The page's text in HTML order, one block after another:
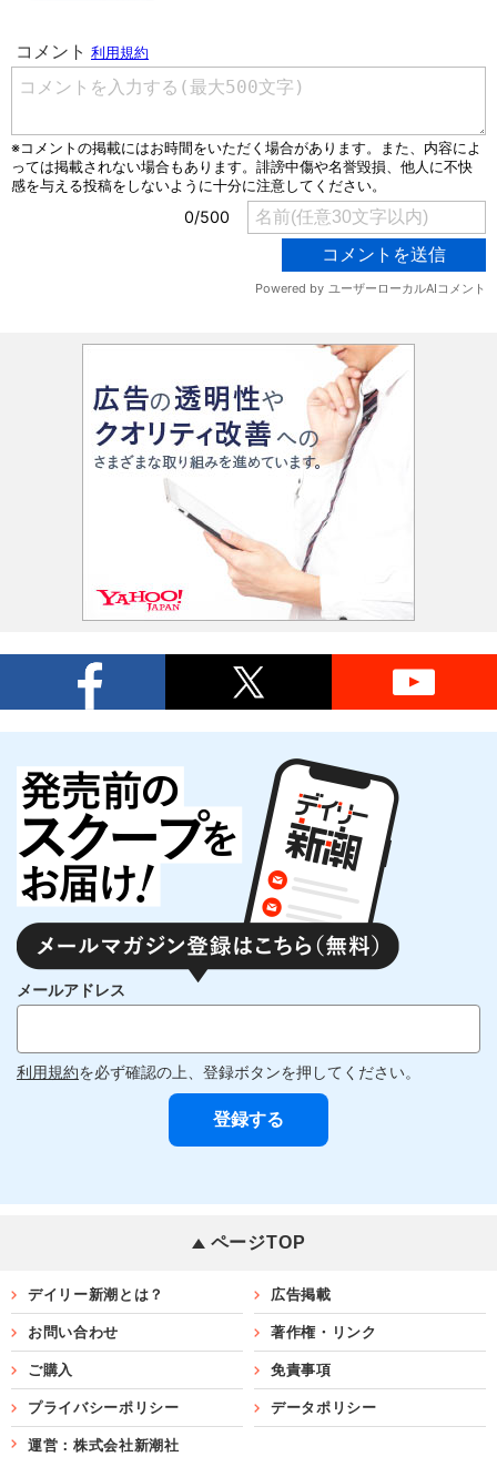
メールアドレス
利用規約を必ず確認の上、登録ボタンを押してください。
ページTOP
デイリー新潮とは？ 広告掲載
お問い合わせ 著作権・リンク
ご購入 免責事項
プライバシーポリシー データポリシー
運営：株式会社新潮社